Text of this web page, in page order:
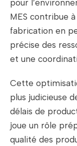
pour
MES contribue
fabrication en
précise des
et une
Cette
plus judicieuse
délais de
joue un rôle
qualité des